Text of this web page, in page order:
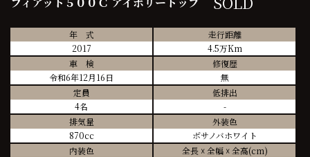
年 式
2017
走行距離
4.5万Km
車 検
令和6年12月16日
修復歴
無
定員
4名
低排出
-
排気量
870cc
外装色
ボサノバホワイト
内装色
全長 ☓ 全幅 ☓ 全高(cm)